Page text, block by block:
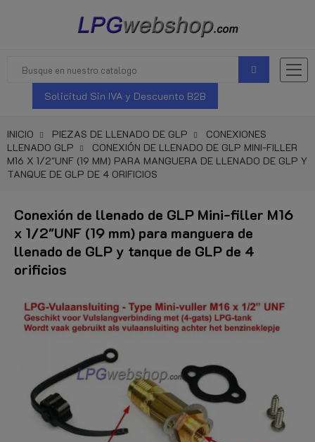
Solicitud Sin IVA y Descuento B2B
INICIO PIEZAS DE LLENADO DE GLP
CONEXIONES
LLENADO GLP
CONEXIÓN DE LLENADO DE GLP MINI-FILLER
M16 X 1/2"UNF (19 MM) PARA MANGUERA DE LLENADO DE GLP Y
TANQUE DE GLP DE 4 ORIFICIOS
Conexión de llenado de GLP Mini-filler M16
x 1/2"UNF (19 mm) para manguera de
llenado de GLP y tanque de GLP de 4
orificios